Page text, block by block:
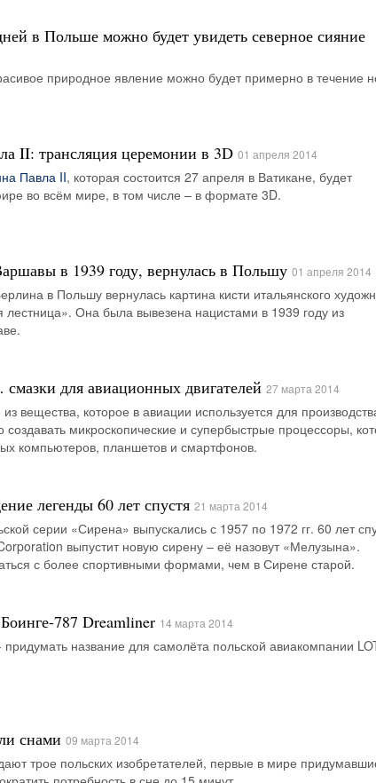
в Польше можно будет увидеть северное сияние
природное явление можно будет примерно в течение
II: трансляция церемонии в 3D 01 апреля 2014
Павла II, которая состоится 27 апреля в Ватикане, будет
во всём мире, в том числе – в формате 3D.
в 1939 году, вернулась в Польшу 01 апреля 2014
в Польшу вернулась картина кисти итальянского
Она была вывезена нацистами в 1939 году из
для авиационных двигателей 27 марта 2014
вещества, которое в авиации используется для
микроскопические и супербыстрые процессоры,
компьютеров, планшетов и смартфонов.
легенды 60 лет спустя 21 марта 2014
серии «Сирена» выпускались с 1957 по 1972 гг. 60 лет
выпустит новую сирену – её назовут «Мелузына».
с более спортивными формами, чем в Сирене старой.
787 Dreamliner 14 марта 2014
придумать название для самолёта польской авиакомпании
снами 09 марта 2014
трое польских изобретателей, первые в мире